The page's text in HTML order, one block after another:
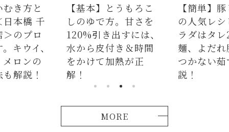
基本】とうもろこ
のゆで方。甘さを
引き出すには、
から皮付き＆時間
かけて加熱が正
！
【簡単】豚しゃぶ肉
の人気レシピ4品。サ
ラダはタレ2種、つけ
麺、よだれ豚。パサ
つかない茹で方も解
MORE